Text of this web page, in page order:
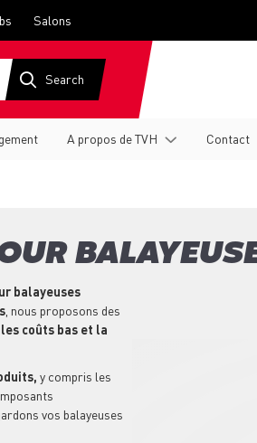
Salons
A propos de TVH Contact
balayeuses
, nous proposons des
coûts bas et la
y compris les
vos balayeuses